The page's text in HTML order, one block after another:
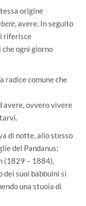
origine
, avere. In seguito
riferisce
ogni giorno
radice comune che
avere, ovvero vivere
di notte, allo stesso
del Pandanus;
(1829 – 1884),
dei suoi babbuini si
una stuoia di